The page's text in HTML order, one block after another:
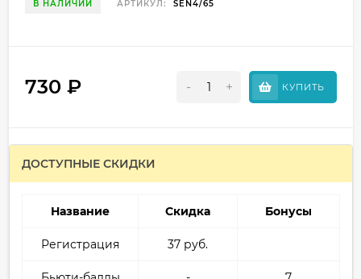
В НАЛИЧИИ АРТИКУЛ: SEN4/65
730 ₽ - + КУПИТЬ
ДОСТУПНЫЕ СКИДКИ
Название Скидка Бонусы
Регистрация 37 руб.